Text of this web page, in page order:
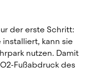
der erste Schritt:
kann sie
nutzen. Damit
Fußabdruck des